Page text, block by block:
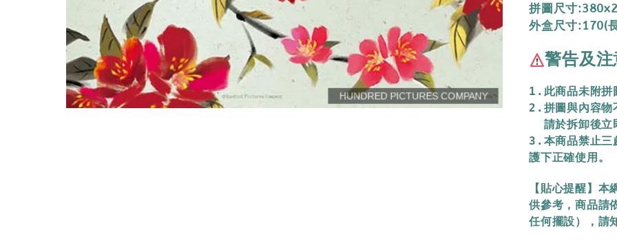
拼圖尺寸
外盒尺寸:170(
警告及
1.此商品未附拼
2.拼圖與內容物
請於拆卸後
3.本商品禁止三
護下正確使用。
【貼心提醒】
供參考，商品請
任何擺設），請